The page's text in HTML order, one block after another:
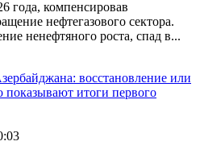
года, компенсировав
нефтегазового сектора.
ненефтяного роста, спад в...